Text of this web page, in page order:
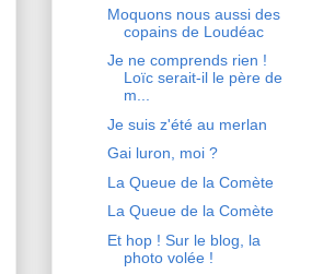
Moquons nous aussi des
copains de Loudéac
Je ne comprends rien !
Loïc serait-il le père de
m...
Je suis z'été au merlan
Gai luron, moi ?
La Queue de la Comète
La Queue de la Comète
Et hop ! Sur le blog, la
photo volée !